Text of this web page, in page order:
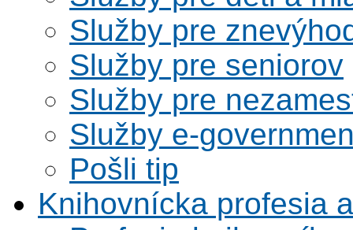
Služby pre
Služby pre seniorov
Služby pre
Služby e-
Pošli tip
Knihovnícka profesia